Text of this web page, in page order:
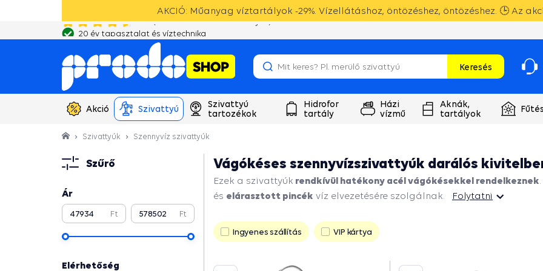
AKCIÓ: Műanyag víztartályok -29%. Vízellátáshoz, öntözéshez, öntözéshez. 🕒 Az
20 év tapasztalat és víztechnika
Keresés
Akció Szivattyú
Szivattyú
tartozékok
Hidrofor
tartály
Házi
vízmű
Aknák,
tartályok
Fűtés
Szivattyúk Szennyvíz szivattyúk
Szűrő
Ár
Ft Ft
Elérhetőség
Vágókéses szennyvízszivattyúk darálós
Ezek a szivattyúk rendkívül hatékony acél vágókésekkel rendelkeznek
és elárasztott pincék víz elvezetésére szolgálnak. Folytatni
Folytatni
Ingyenes szállítás VIP kártya